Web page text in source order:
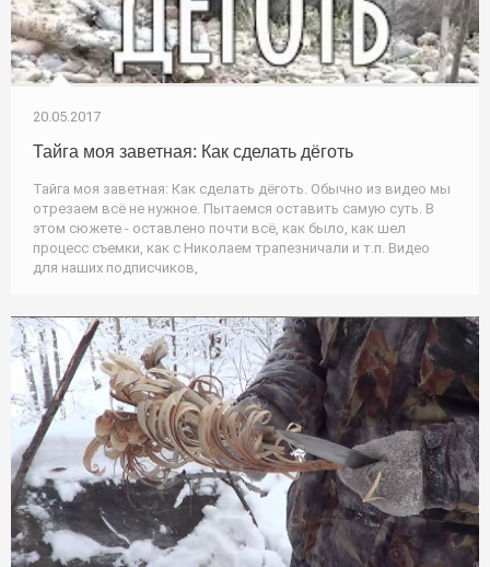
20.05.2017
Тайга моя заветная: Как сделать дёготь
Тайга моя заветная: Как сделать дёготь. Обычно из видео мы
отрезаем всё не нужное. Пытаемся оставить самую суть. В
этом сюжете - оставлено почти всё, как было, как шел
процесс съемки, как с Николаем трапезничали и т.п. Видео
для наших подписчиков,